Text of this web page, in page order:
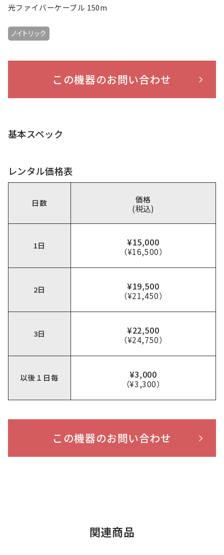
光ファイバーケーブル 150m
ノイトリック
この機器のお問い合わせ
基本スペック
レンタル価格表
日数 価格
(税込)
1日 ¥15,000
（¥16,500）
2日 ¥19,500
（¥21,450）
3日 ¥22,500
（¥24,750）
以後１日毎 ¥3,000
（¥3,300）
この機器のお問い合わせ
関連商品